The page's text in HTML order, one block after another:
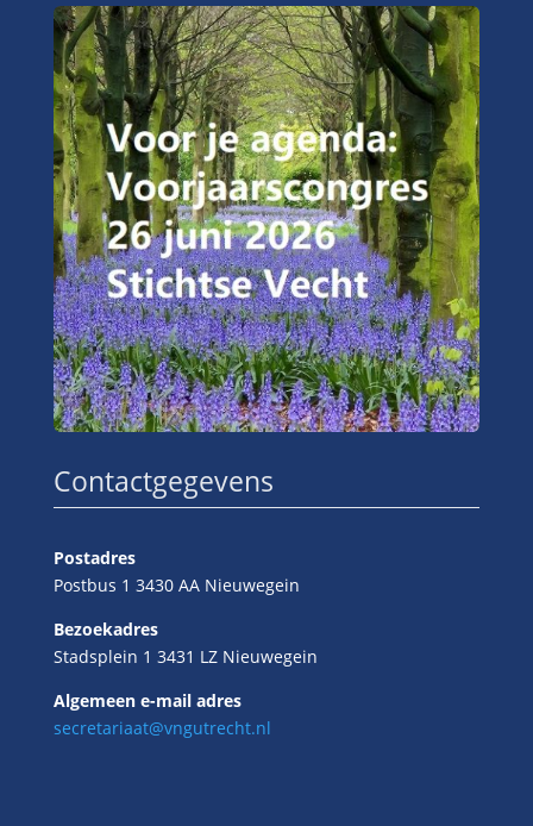
Contactgegevens
Postadres
Postbus 1 3430 AA Nieuwegein
Bezoekadres
Stadsplein 1 3431 LZ Nieuwegein
Algemeen e-mail adres
secretariaat@vngutrecht.nl